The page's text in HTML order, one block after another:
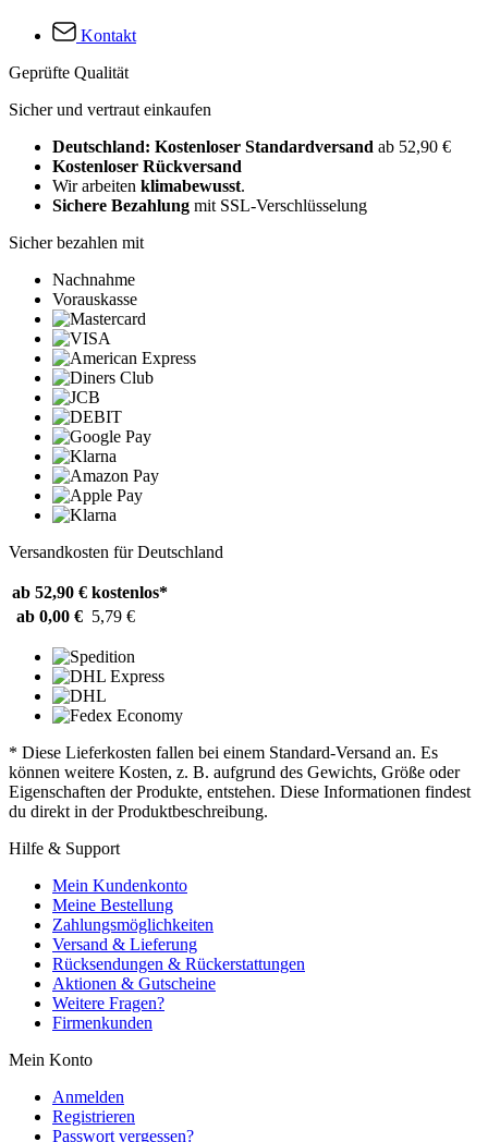
Kontakt
Geprüfte Qualität
Sicher und vertraut einkaufen
Deutschland: Kostenloser Standardversand ab 52,90 €
Kostenloser Rückversand
Wir arbeiten klimabewusst.
Sichere Bezahlung mit SSL-Verschlüsselung
Sicher bezahlen mit
Nachnahme
Vorauskasse
Versandkosten für Deutschland
ab 52,90 € kostenlos*
ab 0,00 € 5,79 €
* Diese Lieferkosten fallen bei einem Standard-Versand an. Es
können weitere Kosten, z. B. aufgrund des Gewichts, Größe oder
Eigenschaften der Produkte, entstehen. Diese Informationen findest
du direkt in der Produktbeschreibung.
Hilfe & Support
Mein Kundenkonto
Meine Bestellung
Zahlungsmöglichkeiten
Versand & Lieferung
Rücksendungen & Rückerstattungen
Aktionen & Gutscheine
Weitere Fragen?
Firmenkunden
Mein Konto
Anmelden
Registrieren
Passwort vergessen?